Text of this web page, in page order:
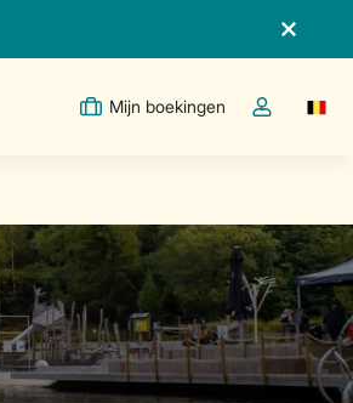
Mijn boekingen
Open de